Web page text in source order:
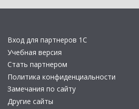
Вход для партнеров 1С
Учебная версия
Стать партнером
Политика конфиденциальности
Замечания по сайту
Другие сайты